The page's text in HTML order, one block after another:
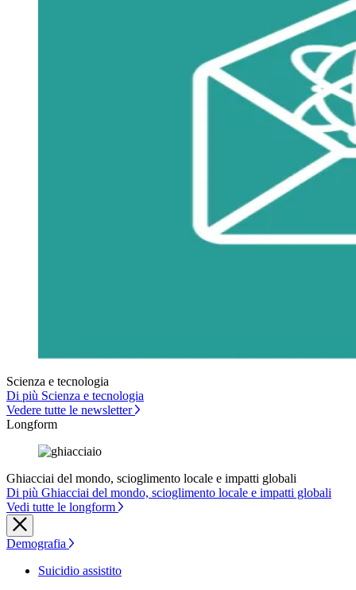
Scienza e tecnologia
Di più Scienza e tecnologia
Vedere tutte le newsletter
Longform
Ghiacciai del mondo, scioglimento locale e impatti globali
Di più Ghiacciai del mondo, scioglimento locale e impatti globali
Vedi tutte le longform
Demografia
Suicidio assistito